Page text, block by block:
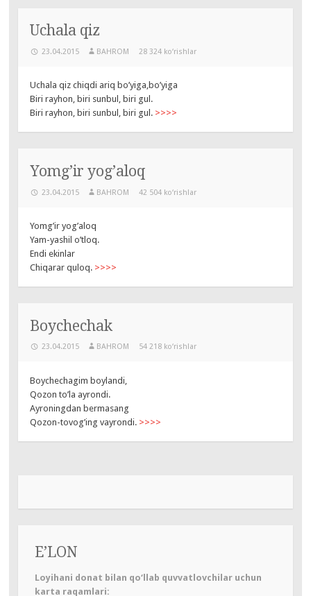
Uchala qiz
23.04.2015 BAHROM 28 324 ko‘rishlar
Uchala qiz chiqdi ariq bo’yiga,bo’yiga
Biri rayhon, biri sunbul, biri gul.
Biri rayhon, biri sunbul, biri gul. >>>>
Yomg’ir yog’aloq
23.04.2015 BAHROM 42 504 ko‘rishlar
Yomg’ir yog’aloq
Yam-yashil o’tloq.
Endi ekinlar
Chiqarar quloq. >>>>
Boychechak
23.04.2015 BAHROM 54 218 ko‘rishlar
Boychechagim boylandi,
Qozon to’la ayrondi.
Ayroningdan bermasang
Qozon-tovog’ing vayrondi. >>>>
E’LON
Loyihani donat bilan qo‘llab quvvatlovchilar uchun
karta raqamlari: